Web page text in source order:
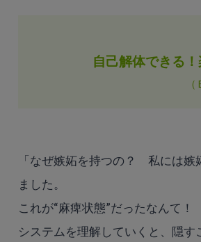
自己解体できる
「なぜ嫉妬を持つの？ 私には嫉
ました。
これが“麻痺状態”だったなんて！
システムを理解していくと、隠